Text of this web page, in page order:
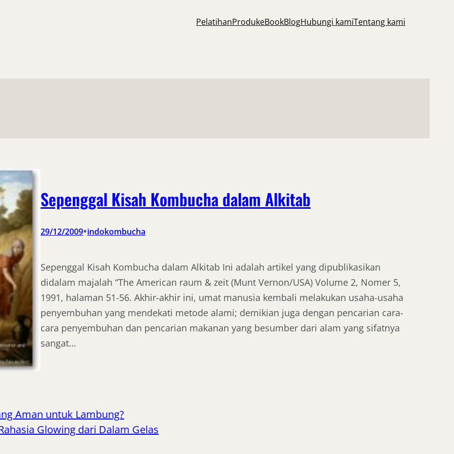
PelatihanProdukeBookBlogHubungi kamiTentang kami
Sepenggal Kisah Kombucha dalam Alkitab
29/12/2009•indokombucha
Sepenggal Kisah Kombucha dalam Alkitab Ini adalah artikel yang dipublikasikan
didalam majalah “The American raum & zeit (Munt Vernon/USA) Volume 2, Nomer 5,
1991, halaman 51-56. Akhir-akhir ini, umat manusia kembali melakukan usaha-usaha
penyembuhan yang mendekati metode alami; demikian juga dengan pencarian cara-
cara penyembuhan dan pencarian makanan yang besumber dari alam yang sifatnya
sangat…
Aman untuk Lambung?
Glowing dari Dalam Gelas